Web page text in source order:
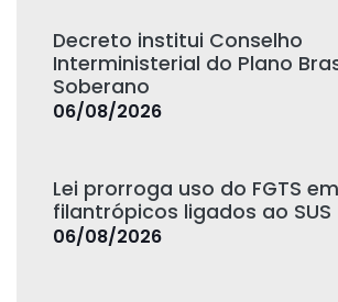
Decreto institui Conselho
Interministerial do Plano
Soberano
06/08/2026
Lei prorroga uso do FGTS
filantrópicos ligados ao SUS
06/08/2026